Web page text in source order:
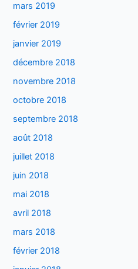
mars 2019
février 2019
janvier 2019
décembre 2018
novembre 2018
octobre 2018
septembre 2018
août 2018
juillet 2018
juin 2018
mai 2018
avril 2018
mars 2018
février 2018